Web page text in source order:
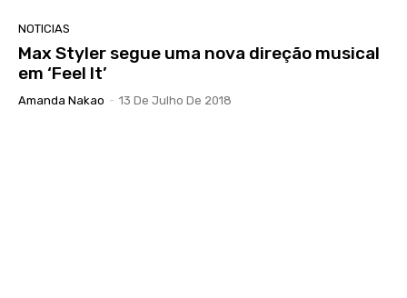
NOTICIAS
Max Styler segue uma nova direção musical
em ‘Feel It’
Amanda Nakao - 13 De Julho De 2018